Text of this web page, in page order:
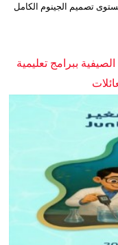
تصميم الجينوم الكامل
ببرامج تعليمية